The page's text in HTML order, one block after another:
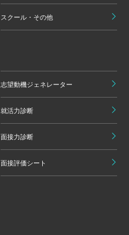
スクール・その他
志望動機ジェネレーター
就活力診断
面接力診断
面接評価シート